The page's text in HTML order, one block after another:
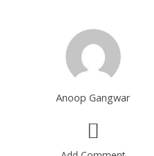
Anoop Gangwar